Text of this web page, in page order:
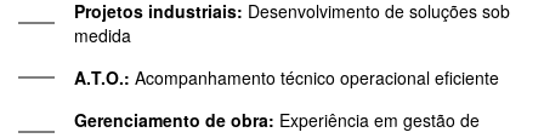
Projetos industriais: Desenvolvimento de soluções sob
medida
A.T.O.: Acompanhamento técnico operacional eficiente
Gerenciamento de obra: Experiência em gestão de